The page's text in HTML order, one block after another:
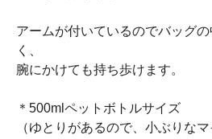
アームが付いているのでバッグ
く、
腕にかけても持ち歩けます。
＊500mlペットボトルサイズ
（ゆとりがあるので、小ぶりな